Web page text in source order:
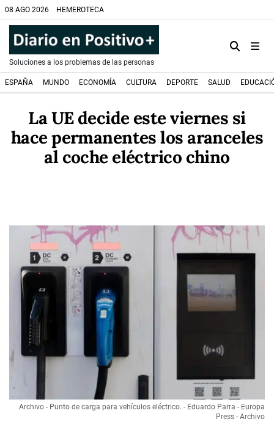
08 AGO 2026 HEMEROTECA
Soluciones a los problemas de las personas
ESPAÑA MUNDO ECONOMÍA CULTURA DEPORTE SALUD
La UE decide este viernes si
hace permanentes los aranceles
al coche eléctrico chino
Archivo - Punto de carga para vehículos eléctrico. - Eduardo Parra - Europa
Press - Archivo